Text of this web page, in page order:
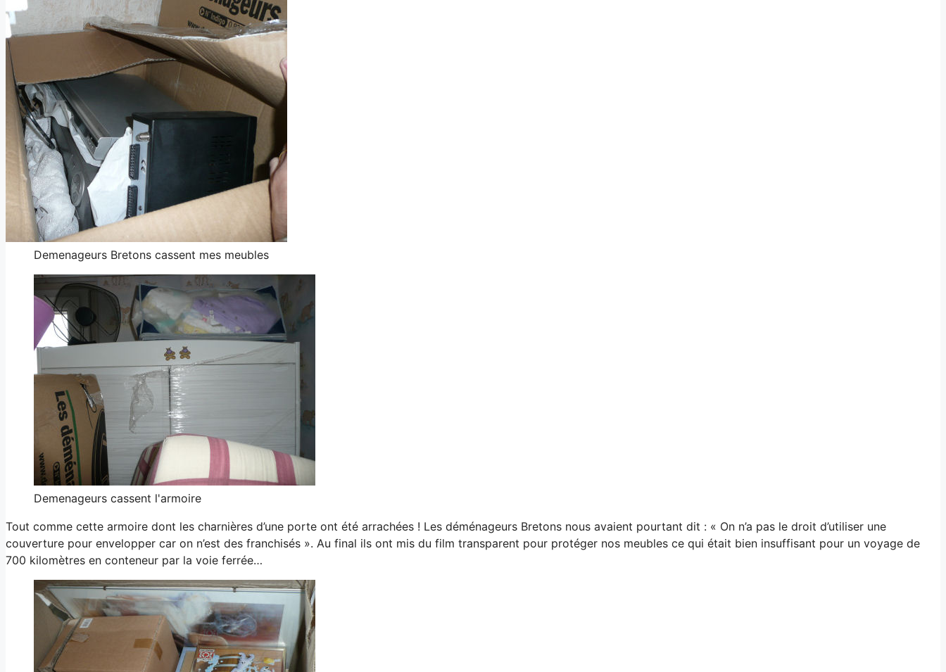
Demenageurs Bretons cassent mes meubles
Demenageurs cassent l'armoire
Tout comme cette armoire dont les charnières d’une porte ont été arrachées ! Les déménageurs Bretons nous avaient pourtant dit : « On n’a pas le droit d’utiliser une
couverture pour envelopper car on n’est des franchisés ». Au final ils ont mis du film transparent pour protéger nos meubles ce qui était bien insuffisant pour un voyage de
700 kilomètres en conteneur par la voie ferrée…